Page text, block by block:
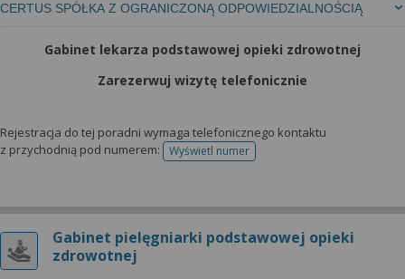
CERTUS SPÓŁKA Z OGRANICZONĄ ODPOWIEDZIALNOŚCIĄ
Gabinet lekarza podstawowej opieki zdrowotnej
Zarezerwuj wizytę telefonicznie
Rejestracja do tej poradni wymaga telefonicznego kontaktu
z przychodnią pod numerem:
Wyświetl numertelefonu do rejestracji
Gabinet pielęgniarki podstawowej opieki
zdrowotnej